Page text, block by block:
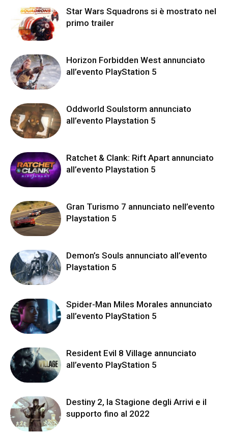
Star Wars Squadrons si è mostrato nel
primo trailer
Horizon Forbidden West annunciato
all’evento PlayStation 5
Oddworld Soulstorm annunciato
all’evento Playstation 5
Ratchet & Clank: Rift Apart annunciato
all’evento Playstation 5
Gran Turismo 7 annunciato nell’evento
Playstation 5
Demon’s Souls annunciato all’evento
Playstation 5
Spider-Man Miles Morales annunciato
all’evento PlayStation 5
Resident Evil 8 Village annunciato
all’evento PlayStation 5
Destiny 2, la Stagione degli Arrivi e il
supporto fino al 2022